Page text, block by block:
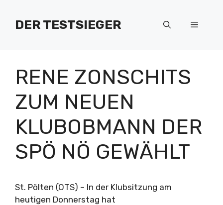
Inhalt
springenDER TESTSIEGER Menü
RENE ZONSCHITS
ZUM NEUEN
KLUBOBMANN DER
SPÖ NÖ GEWÄHLT
St. Pölten (OTS) – In der Klubsitzung am
heutigen Donnerstag hat